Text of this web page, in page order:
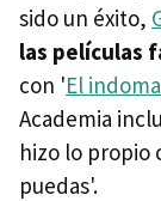
sido un éxito,
las películas
con 'El
Academia
hizo lo propio
puedas'.